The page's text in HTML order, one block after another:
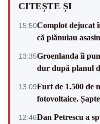
CITEȘTE ȘI
15:50Complot dejucat
că plănuiau
13:35Groenlanda îi
dur după planul
13:09Furt de 1.500 de
fotovoltaice.
12:46Dan Petrescu a